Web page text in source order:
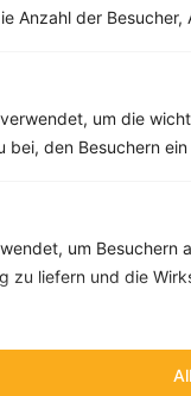
Anzahl der
um die
bei, den Besuchern
um
zu liefern und die